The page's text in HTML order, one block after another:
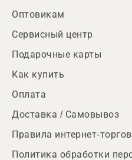
Оптовикам
Сервисный центр
Подарочные карты
Как купить
Оплата
Доставка / Самовывоз
Правила интернет-
Политика обработки